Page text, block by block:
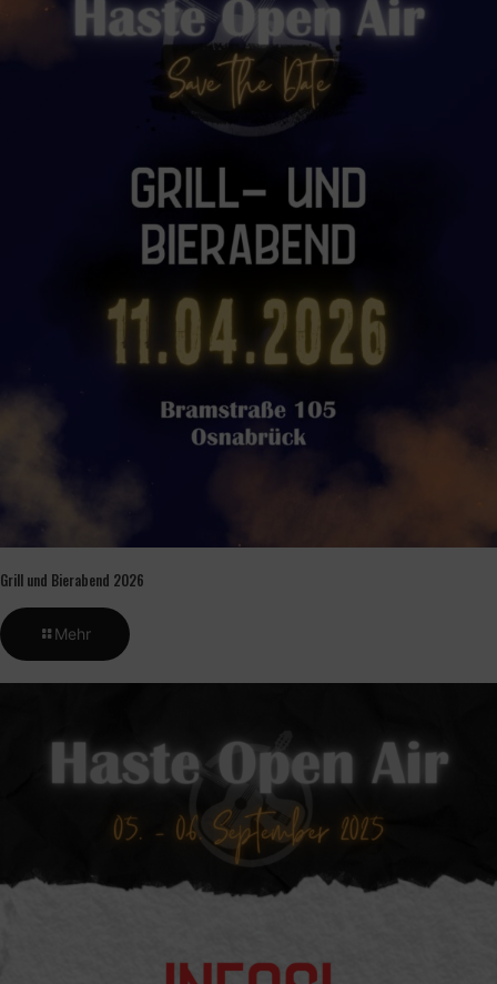
Grill und Bierabend 2026
Mehr